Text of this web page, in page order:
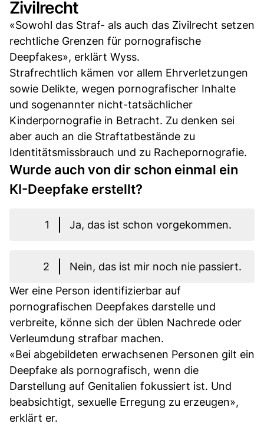
Zivilrecht
«Sowohl das Straf- als auch das Zivilrecht setzen
rechtliche Grenzen für pornografische
Deepfakes», erklärt Wyss.
Strafrechtlich kämen vor allem Ehrverletzungen
sowie Delikte, wegen pornografischer Inhalte
und sogenannter nicht-tatsächlicher
Kinderpornografie in Betracht. Zu denken sei
aber auch an die Straftatbestände zu
Identitätsmissbrauch und zu Rachepornografie.
Wurde auch von dir schon einmal ein
KI-Deepfake erstellt?
1 Ja, das ist schon vorgekommen.
2
Nein, das ist mir noch nie passiert.
Wer eine Person identifizierbar auf
pornografischen Deepfakes darstelle und
verbreite, könne sich der üblen Nachrede oder
Verleumdung strafbar machen.
«Bei abgebildeten erwachsenen Personen gilt ein
Deepfake als pornografisch, wenn die
Darstellung auf Genitalien fokussiert ist. Und
beabsichtigt, sexuelle Erregung zu erzeugen»,
erklärt er.